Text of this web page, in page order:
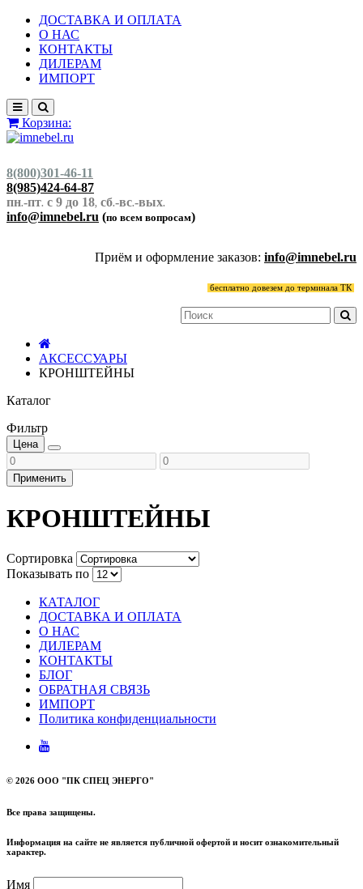
ДОСТАВКА И ОПЛАТА
О НАС
КОНТАКТЫ
ДИЛЕРАМ
ИМПОРТ
Корзина:
8(800)301-46-11
8(985)424-64-87
пн.-пт. с 9 до 18, сб.-вс.-вых.
info@imnebel.ru (по всем вопросам)
Приём и оформление заказов: info@imnebel.ru
бесплатно довезем до терминала ТК
АКСЕССУАРЫ
КРОНШТЕЙНЫ
Каталог
Фильтр
Цена
Применить
КРОНШТЕЙНЫ
Сортировка
Показывать по
КАТАЛОГ
ДОСТАВКА И ОПЛАТА
О НАС
ДИЛЕРАМ
КОНТАКТЫ
БЛОГ
ОБРАТНАЯ СВЯЗЬ
ИМПОРТ
Политика конфиденциальности
© 2026 ООО "ПК СПЕЦ ЭНЕРГО"
Все права защищены.
Информация на сайте не является публичной офертой и носит ознакомительный
характер.
Имя